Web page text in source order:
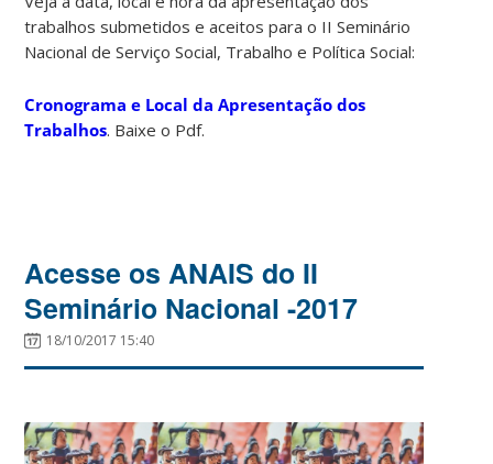
trabalhos submetidos e aceitos para o II Seminário
Nacional de Serviço Social, Trabalho e Política Social:
Cronograma e Local da Apresentação dos
Trabalhos. Baixe o Pdf.
Acesse os ANAIS do II
Seminário Nacional -2017
18/10/2017 15:40